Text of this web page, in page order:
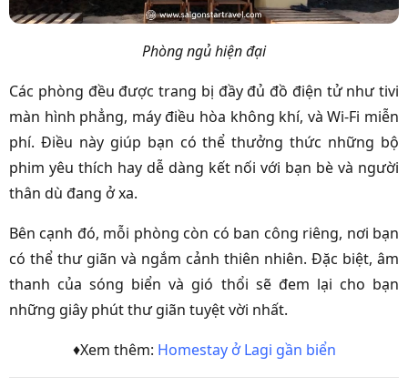
Phòng ngủ hiện đại
Các phòng đều được trang bị đầy đủ đồ điện tử như tivi
màn hình phẳng, máy điều hòa không khí, và Wi-Fi miễn
phí. Điều này giúp bạn có thể thưởng thức những bộ
phim yêu thích hay dễ dàng kết nối với bạn bè và người
thân dù đang ở xa.
Bên cạnh đó, mỗi phòng còn có ban công riêng, nơi bạn
có thể thư giãn và ngắm cảnh thiên nhiên. Đặc biệt, âm
thanh của sóng biển và gió thổi sẽ đem lại cho bạn
những giây phút thư giãn tuyệt vời nhất.
♦Xem thêm: Homestay ở Lagi gần biển